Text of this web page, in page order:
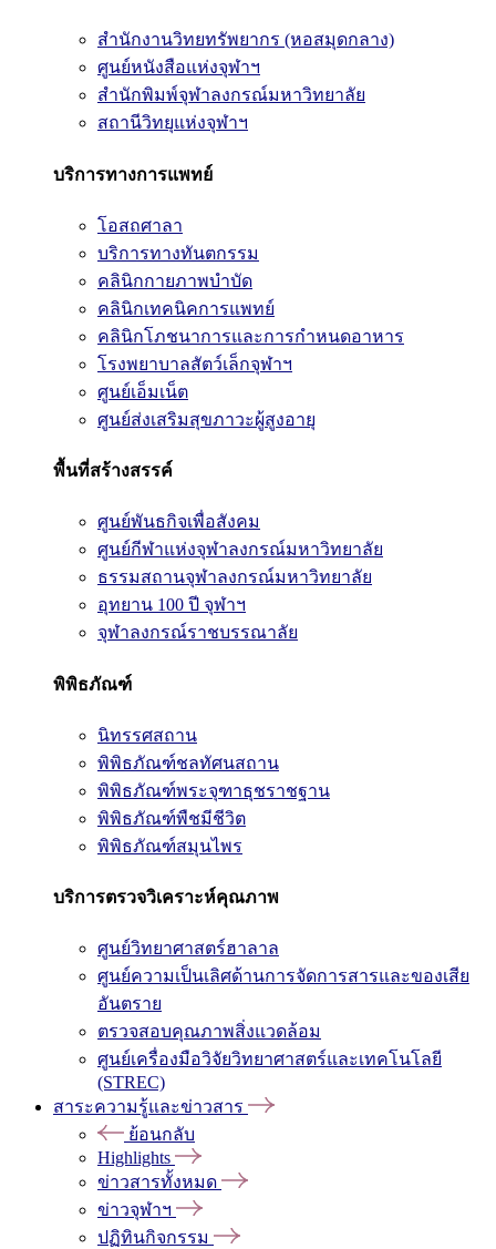
สำนักงานวิทยทรัพยากร (หอสมุดกลาง)
ศูนย์หนังสือแห่งจุฬาฯ
สำนักพิมพ์จุฬาลงกรณ์มหาวิทยาลัย
สถานีวิทยุแห่งจุฬาฯ
บริการทางการแพทย์
โอสถศาลา
บริการทางทันตกรรม
คลินิกกายภาพบำบัด
คลินิกเทคนิคการแพทย์
คลินิกโภชนาการและการกำหนดอาหาร
โรงพยาบาลสัตว์เล็กจุฬาฯ
ศูนย์เอ็มเน็ต
ศูนย์ส่งเสริมสุขภาวะผู้สูงอายุ
พื้นที่สร้างสรรค์
ศูนย์พันธกิจเพื่อสังคม
ศูนย์กีฬาแห่งจุฬาลงกรณ์มหาวิทยาลัย
ธรรมสถานจุฬาลงกรณ์มหาวิทยาลัย
อุทยาน 100 ปี จุฬาฯ
จุฬาลงกรณ์ราชบรรณาลัย
พิพิธภัณฑ์
นิทรรศสถาน
พิพิธภัณฑ์ชลทัศนสถาน
พิพิธภัณฑ์พระจุฑาธุชราชฐาน
พิพิธภัณฑ์พืชมีชีวิต
พิพิธภัณฑ์สมุนไพร
บริการตรวจวิเคราะห์คุณภาพ
ศูนย์วิทยาศาสตร์ฮาลาล
ศูนย์ความเป็นเลิศด้านการจัดการสารและของเสีย
อันตราย
ตรวจสอบคุณภาพสิ่งแวดล้อม
ศูนย์เครื่องมือวิจัยวิทยาศาสตร์และเทคโนโลยี
(STREC)
สาระความรู้และข่าวสาร
ย้อนกลับ
Highlights
ข่าวสารทั้งหมด
ข่าวจุฬาฯ
ปฏิทินกิจกรรม